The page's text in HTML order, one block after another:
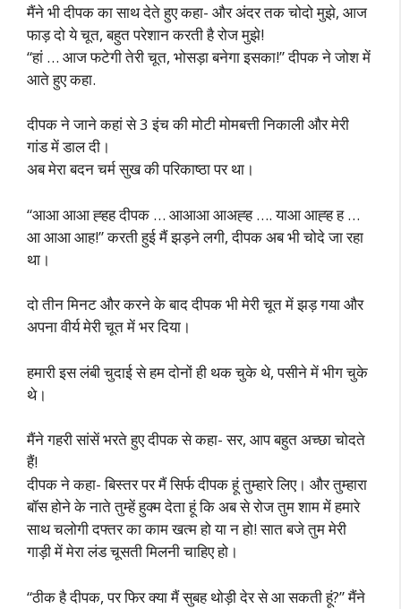
मैंने भी दीपक का साथ देते हुए कहा- और अंदर तक चोदो मुझे, आज
फाड़ दो ये चूत, बहुत परेशान करती है रोज मुझे!
“हां … आज फटेगी तेरी चूत, भोसड़ा बनेगा इसका!” दीपक ने जोश में
आते हुए कहा.
दीपक ने जाने कहां से 3 इंच की मोटी मोमबत्ती निकाली और मेरी
गांड में डाल दी।
अब मेरा बदन चर्म सुख की परिकाष्ठा पर था।
“आआ आआ ह्हह दीपक … आआआ आअह्ह …. याआ आह्ह ह …
आ आआ आह!” करती हुई मैं झड़ने लगी, दीपक अब भी चोदे जा रहा
था।
दो तीन मिनट और करने के बाद दीपक भी मेरी चूत में झड़ गया और
अपना वीर्य मेरी चूत में भर दिया।
हमारी इस लंबी चुदाई से हम दोनों ही थक चुके थे, पसीने में भीग चुके
थे।
मैंने गहरी सांसें भरते हुए दीपक से कहा- सर, आप बहुत अच्छा चोदते
हैं!
दीपक ने कहा- बिस्तर पर मैं सिर्फ दीपक हूं तुम्हारे लिए। और तुम्हारा
बॉस होने के नाते तुम्हें हुक्म देता हूं कि अब से रोज तुम शाम में हमारे
साथ चलोगी दफ्तर का काम खत्म हो या न हो! सात बजे तुम मेरी
गाड़ी में मेरा लंड चूसती मिलनी चाहिए हो।
“ठीक है दीपक, पर फिर क्या मैं सुबह थोड़ी देर से आ सकती हूं?” मैंने